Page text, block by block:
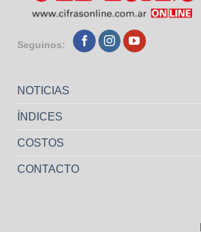
Seguinos:
NOTICIAS
ÍNDICES
COSTOS
CONTACTO